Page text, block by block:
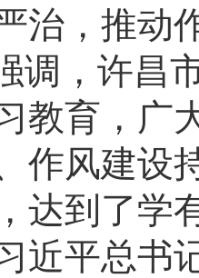
治，推动
调，许昌
教育，广
作风建设
达到了学
近平总书